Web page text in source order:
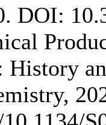
DOI:
History